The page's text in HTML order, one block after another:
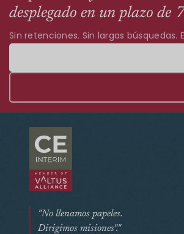
desplegado en un plazo de
Sin retenciones. Sin largas
"No llenamos papeles.
Dirigimos misiones"."